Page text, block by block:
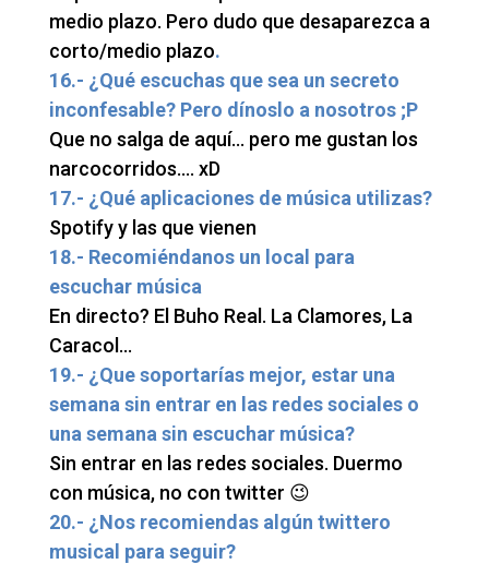
medio plazo. Pero dudo que desaparezca a
corto/medio plazo.
16.- ¿Qué escuchas que sea un secreto
inconfesable? Pero dínoslo a nosotros ;P
Que no salga de aquí… pero me gustan los
narcocorridos…. xD
17.- ¿Qué aplicaciones de música utilizas?
Spotify y las que vienen
18.- Recomiéndanos un local para
escuchar música
En directo? El Buho Real. La Clamores, La
Caracol…
19.- ¿Que soportarías mejor, estar una
semana sin entrar en las redes sociales o
una semana sin escuchar música?
Sin entrar en las redes sociales. Duermo
con música, no con twitter 😉
20.- ¿Nos recomiendas algún twittero
musical para seguir?